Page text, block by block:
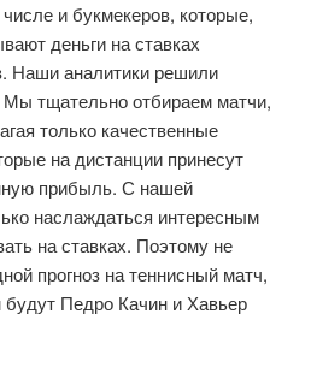
и букмекеров, которые,
деньги на ставках
Наши аналитики решили
Мы тщательно отбираем матчи,
только качественные
на дистанции принесут
прибыль. С нашей
наслаждаться интересным
на ставках. Поэтому не
прогноз на теннисный матч,
будут Педро Качин и Хавьер